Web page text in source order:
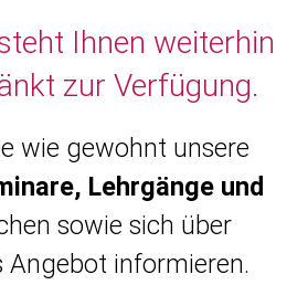
Ihnen weiterhin
zur Verfügung.
wie gewohnt unsere
Lehrgänge und
sowie sich über
Angebot informieren.